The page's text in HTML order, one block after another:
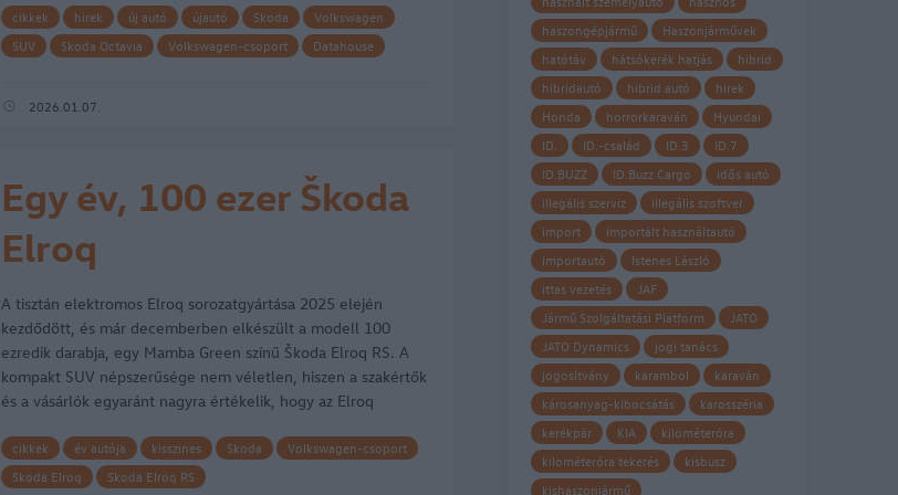
cikkek hirek új autó újautó Skoda
Volkswagen
SUV
Skoda Octavia Volkswagen-csoport
Datahouse
2026.01.07.
Egy év, 100 ezer Škoda
Elroq
A tisztán elektromos Elroq sorozatgyártása 2025 elején
kezdődött, és már decemberben elkészült a modell 100
ezredik darabja, egy Mamba Green színű Škoda Elroq RS. A
kompakt SUV népszerűsége nem véletlen, hiszen a szakértők
és a vásárlók egyaránt nagyra értékelik, hogy az Elroq
cikkek év autója kisszines Skoda
Volkswagen-csoport
Skoda Elroq
Skoda Elroq RS
haszongépjármű
Haszonjárművek
hatótáv
hátsókerék hatjás
hibrid
hibridautó
hibrid autó
hirek
Honda
horrorkaraván
Hyundai
ID.
ID.-család ID.3
ID.7
ID.BUZZ
ID.Buzz Cargo
idős autó
illegális szerviz
illegális szoftver
import
importált használtautó
importautó
Istenes László
ittas vezetés
JAF
Jármű Szolgáltatási Platform
JATO
JATO Dynamics
jogi tanács
jogosítvány
karambol
karaván
károsanyag-kibocsátás
karosszéria
kerékpár
KIA
kilométeróra
kilométeróra tekerés
kisbusz
kishaszonjármű